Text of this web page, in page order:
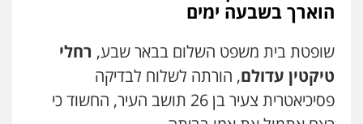
הוארך בשבעה ימים
שופטת בית משפט השלום בבאר שבע, רחלי
טיקטין עדולם, הורתה לשלוח לבדיקה
פסיכיאטרית צעיר בן 26 תושב העיר, החשוד כי